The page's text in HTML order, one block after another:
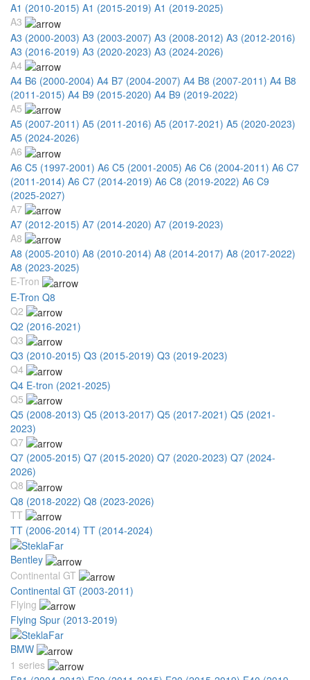
A1 (2010-2015) A1 (2015-2019) A1 (2019-2025)
A3
A3 (2000-2003) A3 (2003-2007) A3 (2008-2012) A3 (2012-2016)
A3 (2016-2019) A3 (2020-2023) A3 (2024-2026)
A4
A4 B6 (2000-2004) A4 B7 (2004-2007) A4 B8 (2007-2011) A4 B8
(2011-2015) A4 B9 (2015-2020) A4 B9 (2019-2022)
A5
A5 (2007-2011) A5 (2011-2016) A5 (2017-2021) A5 (2020-2023)
A5 (2024-2026)
A6
A6 C5 (1997-2001) A6 C5 (2001-2005) A6 C6 (2004-2011) A6 C7
(2011-2014) A6 C7 (2014-2019) A6 C8 (2019-2022) A6 C9
(2025-2027)
A7
A7 (2012-2015) A7 (2014-2020) A7 (2019-2023)
A8
A8 (2005-2010) A8 (2010-2014) A8 (2014-2017) A8 (2017-2022)
A8 (2023-2025)
E-Tron
E-Tron Q8
Q2
Q2 (2016-2021)
Q3
Q3 (2010-2015) Q3 (2015-2019) Q3 (2019-2023)
Q4
Q4 E-tron (2021-2025)
Q5
Q5 (2008-2013) Q5 (2013-2017) Q5 (2017-2021) Q5 (2021-
2023)
Q7
Q7 (2005-2015) Q7 (2015-2020) Q7 (2020-2023) Q7 (2024-
2026)
Q8
Q8 (2018-2022) Q8 (2023-2026)
TT
TT (2006-2014) TT (2014-2024)
Bentley
Continental GT
Continental GT (2003-2011)
Flying
Flying Spur (2013-2019)
BMW
1 series